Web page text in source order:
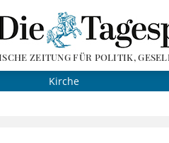
ZEITUNG FÜR POLITIK,
Kirche